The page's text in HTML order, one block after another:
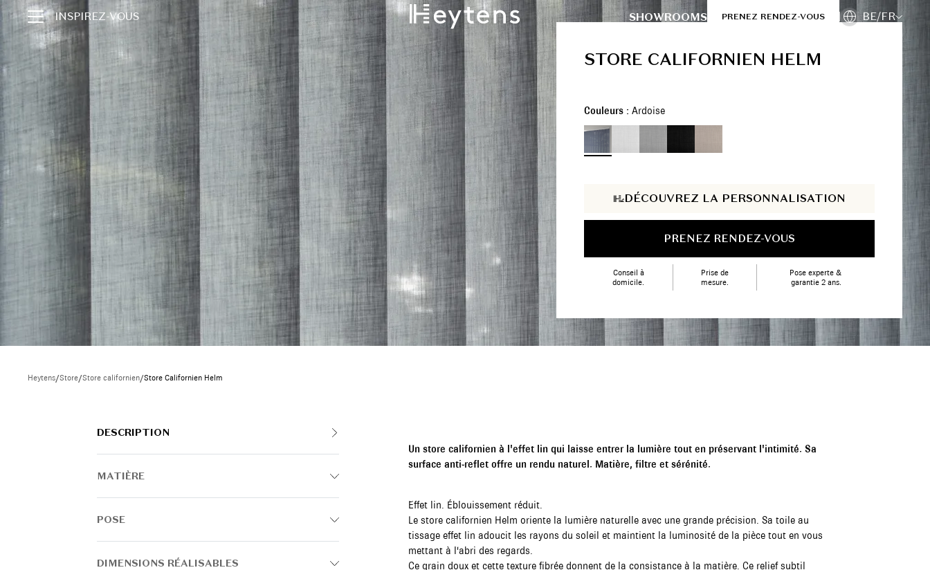
INSPIREZ-VOUS SHOWROOMS PRENEZ RENDEZ-VOUS BE/FR
STORE CALIFORNIEN HELM
Couleurs : Ardoise
DÉCOUVREZ LA PERSONNALISATION
PRENEZ RENDEZ-VOUS
Conseil à
domicile.
Prise de
mesure.
Pose experte &
garantie 2 ans.
Heytens/Store/Store californien/Store Californien Helm
DESCRIPTION
MATIÈRE
POSE
DIMENSIONS RÉALISABLES
Un store californien à l'effet lin qui laisse entrer la lumière tout en préservant l'intimité. Sa
surface anti-reflet offre un rendu naturel. Matière, filtre et sérénité.
Effet lin. Éblouissement réduit.
Le store californien Helm oriente la lumière naturelle avec une grande précision. Sa toile au
tissage effet lin adoucit les rayons du soleil et maintient la luminosité de la pièce tout en vous
mettant à l'abri des regards.
Ce grain doux et cette texture fibrée donnent de la consistance à la matière. Ce relief subtil